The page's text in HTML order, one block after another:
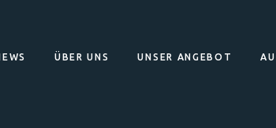
ÜBER UNS UNSER ANGEBOT
NEWS